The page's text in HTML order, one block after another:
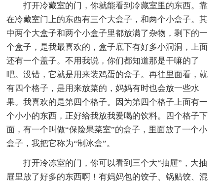
打开冷藏室的门，你就能看到冷藏室里的东西。靠
在冷藏室门上的东西有三个大盒子，和两个小盒子。其
中两个大盒子和两个小盒子里都放满了杂物，剩下的一
个盒子，是我最喜欢的，盒子底下有好多小洞洞，上面
还有一个盖子。不用我说，你们都知道那是干嘛的了
吧。没错，它就是用来装鸡蛋的盒子。再往里面看，就
有四个格子，是用来放菜的，妈妈有时也会放一些水
果。我喜欢的是第四个格子。因为第四个格子上面有一
个小小的东西，正好给我放我爱喝的饮料。四个格子下
面，有一个叫做“保险果菜室”的盒子，里面放了一个小
盒子，我把它称为“制冰盒”。
打开冷冻室的门，你可以看到三个大“抽屉”，大抽
屉里放了好多的东西啊！有妈妈包的饺子、锅贴饺、混